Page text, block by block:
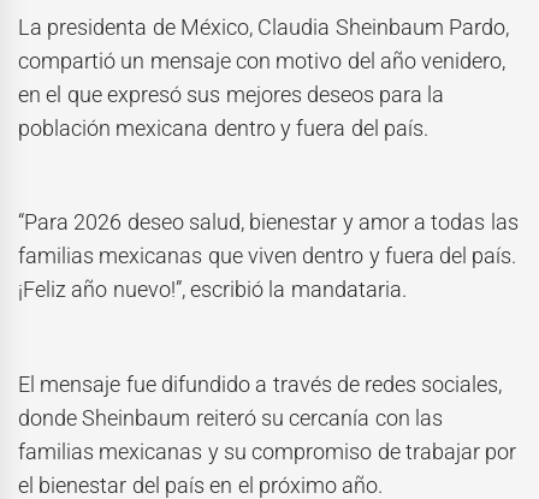
La presidenta de México, Claudia Sheinbaum Pardo,
compartió un mensaje con motivo del año venidero,
en el que expresó sus mejores deseos para la
población mexicana dentro y fuera del país.
“Para 2026 deseo salud, bienestar y amor a todas las
familias mexicanas que viven dentro y fuera del país.
¡Feliz año nuevo!”, escribió la mandataria.
El mensaje fue difundido a través de redes sociales,
donde Sheinbaum reiteró su cercanía con las
familias mexicanas y su compromiso de trabajar por
el bienestar del país en el próximo año.